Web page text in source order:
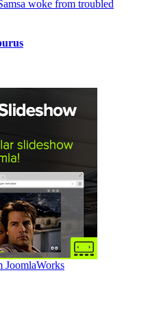
woke from troubled